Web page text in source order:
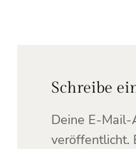
Schreibe
Deine E-
veröffentlicht.